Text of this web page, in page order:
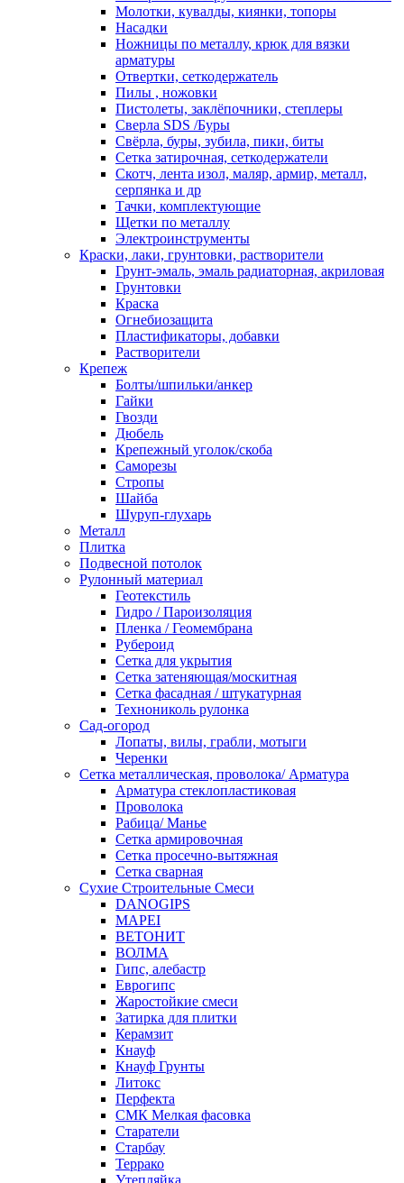
Молотки, кувалды, киянки, топоры
Насадки
Ножницы по металлу, крюк для вязки
арматуры
Отвертки, сеткодержатель
Пилы , ножовки
Пистолеты, заклёпочники, степлеры
Сверла SDS /Буры
Свёрла, буры, зубила, пики, биты
Сетка затирочная, сеткодержатели
Скотч, лента изол, маляр, армир, металл,
серпянка и др
Тачки, комплектующие
Щетки по металлу
Электроинструменты
Краски, лаки, грунтовки, растворители
Грунт-эмаль, эмаль радиаторная, акриловая
Грунтовки
Краска
Огнебиозащита
Пластификаторы, добавки
Растворители
Крепеж
Болты/шпильки/анкер
Гайки
Гвозди
Дюбель
Крепежный уголок/скоба
Саморезы
Стропы
Шайба
Шуруп-глухарь
Металл
Плитка
Подвесной потолок
Рулонный материал
Геотекстиль
Гидро / Пароизоляция
Пленка / Геомембрана
Рубероид
Сетка для укрытия
Сетка затеняющая/москитная
Сетка фасадная / штукатурная
Технониколь рулонка
Сад-огород
Лопаты, вилы, грабли, мотыги
Черенки
Сетка металлическая, проволока/ Арматура
Арматура стеклопластиковая
Проволока
Рабица/ Манье
Сетка армировочная
Сетка просечно-вытяжная
Сетка сварная
Сухие Строительные Смеси
DANOGIPS
MAPEI
ВЕТОНИТ
ВОЛМА
Гипс, алебастр
Еврогипс
Жаростойкие смеси
Затирка для плитки
Керамзит
Кнауф
Кнауф Грунты
Литокс
Перфекта
СМК Мелкая фасовка
Старатели
Старбау
Террако
Утепляйка